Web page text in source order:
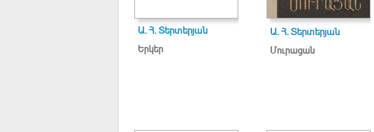
Ա. Հ. Տերտերյան
Երկեր
Ա. Հ. Տերտերյան
Մուրացան